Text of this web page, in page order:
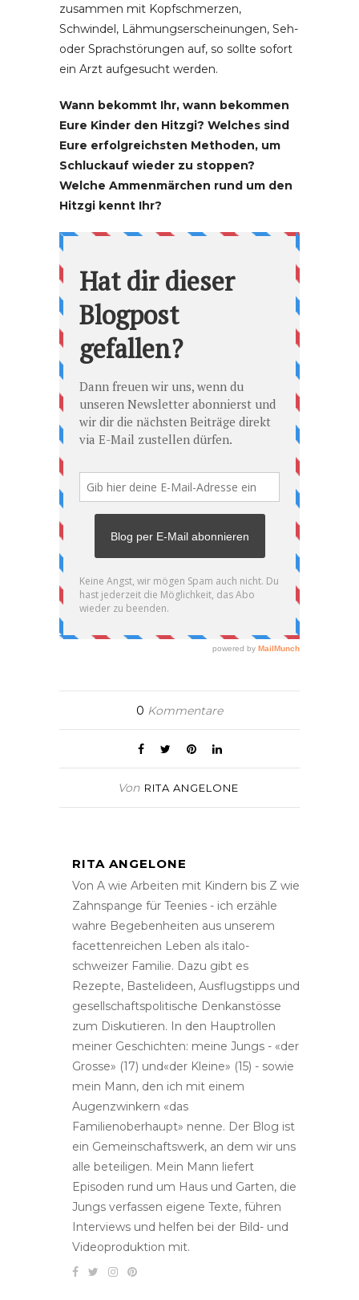
zusammen mit Kopfschmerzen,
Schwindel, Lähmungserscheinungen, Seh-
oder Sprachstörungen auf, so sollte sofort
ein Arzt aufgesucht werden.
Wann bekommt Ihr, wann bekommen
Eure Kinder den Hitzgi? Welches sind
Eure erfolgreichsten Methoden, um
Schluckauf wieder zu stoppen?
Welche Ammenmärchen rund um den
Hitzgi kennt Ihr?
0 Kommentare
Von RITA ANGELONE
RITA ANGELONE
Von A wie Arbeiten mit Kindern bis Z wie
Zahnspange für Teenies - ich erzähle
wahre Begebenheiten aus unserem
facettenreichen Leben als italo-
schweizer Familie. Dazu gibt es
Rezepte, Bastelideen, Ausflugstipps und
gesellschaftspolitische Denkanstösse
zum Diskutieren. In den Hauptrollen
meiner Geschichten: meine Jungs - «der
Grosse» (17) und«der Kleine» (15) - sowie
mein Mann, den ich mit einem
Augenzwinkern «das
Familienoberhaupt» nenne. Der Blog ist
ein Gemeinschaftswerk, an dem wir uns
alle beteiligen. Mein Mann liefert
Episoden rund um Haus und Garten, die
Jungs verfassen eigene Texte, führen
Interviews und helfen bei der Bild- und
Videoproduktion mit.